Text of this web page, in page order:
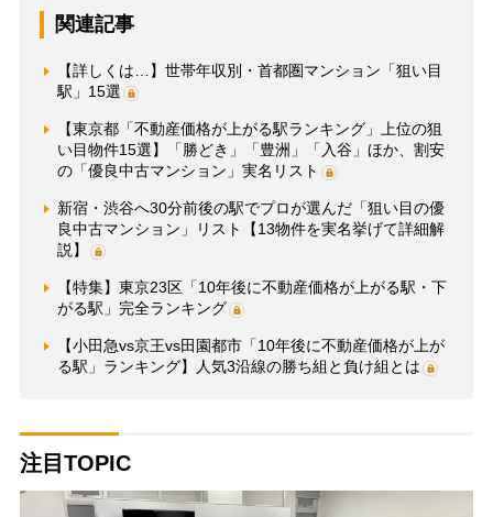
関連記事
【詳しくは…】世帯年収別・首都圏マンション「狙い目
駅」15選
【東京都「不動産価格が上がる駅ランキング」上位の狙
い目物件15選】「勝どき」「豊洲」「入谷」ほか、割安
の「優良中古マンション」実名リスト
新宿・渋谷へ30分前後の駅でプロが選んだ「狙い目の優
良中古マンション」リスト【13物件を実名挙げて詳細解
説】
【特集】東京23区「10年後に不動産価格が上がる駅・下
がる駅」完全ランキング
【小田急vs京王vs田園都市「10年後に不動産価格が上が
る駅」ランキング】人気3沿線の勝ち組と負け組とは
注目TOPIC